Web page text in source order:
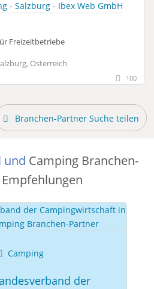
Freizeitbetriebe
Österreich
100
Branchen-Partner Suche teilen
und Camping Branchen-
der
Camping